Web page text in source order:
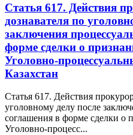
Статья 617. Действия
дознавателя по
заключения
форме сделки о
Уголовно-
Казахстан
Статья 617. Действия
уголовному делу после
соглашения в форме сделки
Уголовно-процесс...